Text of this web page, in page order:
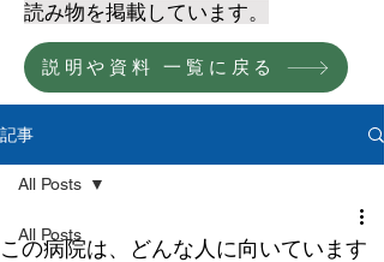
読み物を掲載しています。
説明や資料 一覧に戻る
記事
All Posts
All Posts
この病院は、どんな人に向いています